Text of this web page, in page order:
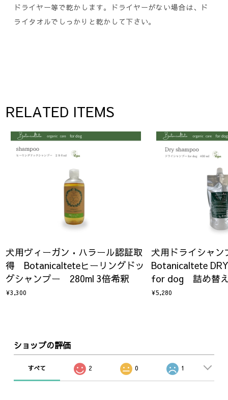
ドライヤー等で乾かします。ドライヤーがない場合は、ド
ライタオルでしっかりと乾かして下さい。
RELATED ITEMS
犬用ヴィーガン•ハラール認証取
得 Botanicalteteヒーリングドッ
グシャンプー 280ml 3倍希釈
¥3,300
犬用ドライシャ
Botanicaltete
for dog 詰め替
¥5,280
ショップの評価
すべて 2 0 1